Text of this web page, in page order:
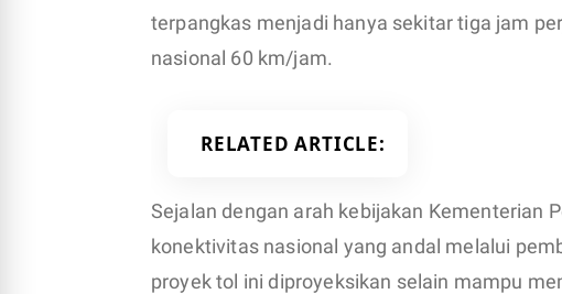
terpangkas menjadi hanya sekitar tiga jam
nasional 60 km/jam.
RELATED ARTICLE
Sejalan dengan arah kebijakan Kementerian
konektivitas nasional yang andal melalui
proyek tol ini diproyeksikan selain mampu